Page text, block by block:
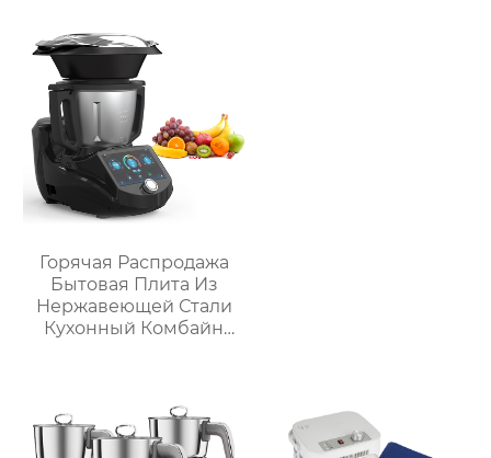
Горячая Распродажа
Бытовая Плита Из
Нержавеющей Стали
Кухонный Комбайн